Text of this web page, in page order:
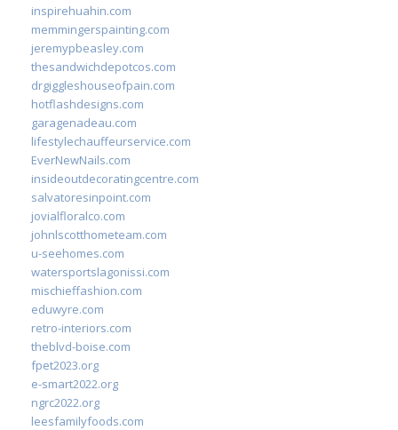
inspirehuahin.com
memmingerspainting.com
jeremypbeasley.com
thesandwichdepotcos.com
drgiggleshouseofpain.com
hotflashdesigns.com
garagenadeau.com
lifestylechauffeurservice.com
EverNewNails.com
insideoutdecoratingcentre.com
salvatoresinpoint.com
jovialfloralco.com
johnlscotthometeam.com
u-seehomes.com
watersportslagonissi.com
mischieffashion.com
eduwyre.com
retro-interiors.com
theblvd-boise.com
fpet2023.org
e-smart2022.org
ngrc2022.org
leesfamilyfoods.com